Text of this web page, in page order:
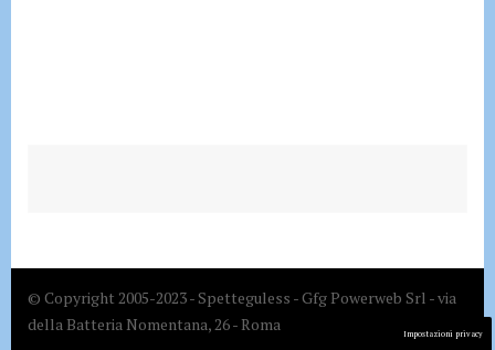
© Copyright 2005-2023 - Spetteguless - Gfg Powerweb Srl - via
della Batteria Nomentana, 26 - Roma
Impostazioni privacy